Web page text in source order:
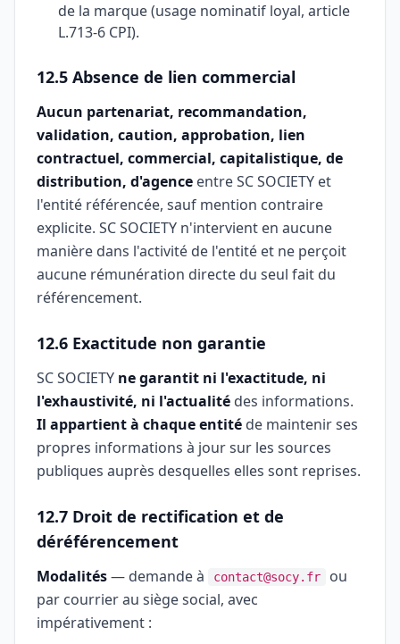
de la marque (usage nominatif loyal, article
L.713-6 CPI).
12.5 Absence de lien commercial
Aucun partenariat, recommandation,
validation, caution, approbation, lien
contractuel, commercial, capitalistique, de
distribution, d'agence entre SC SOCIETY et
l'entité référencée, sauf mention contraire
explicite. SC SOCIETY n'intervient en aucune
manière dans l'activité de l'entité et ne perçoit
aucune rémunération directe du seul fait du
référencement.
12.6 Exactitude non garantie
SC SOCIETY ne garantit ni l'exactitude, ni
l'exhaustivité, ni l'actualité des informations.
Il appartient à chaque entité de maintenir ses
propres informations à jour sur les sources
publiques auprès desquelles elles sont reprises.
12.7 Droit de rectification et de
déréférencement
Modalités— demande à contact@socy.fr
ou
par courrier au siège social, avec
impérativement :